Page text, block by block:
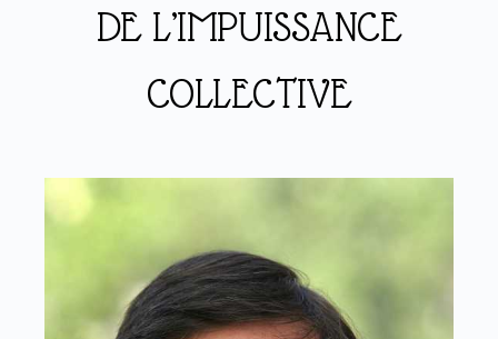
DE L’IMPUISSANCE
COLLECTIVE